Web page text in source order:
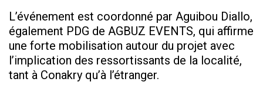
L’événement est coordonné par Aguibou Diallo,
également PDG de AGBUZ EVENTS, qui affirme
une forte mobilisation autour du projet avec
l’implication des ressortissants de la localité,
tant à Conakry qu’à l’étranger.